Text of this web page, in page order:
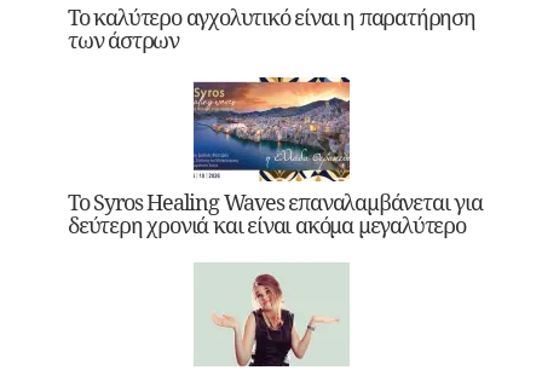
Το καλύτερο αγχολυτικό είναι η παρατήρηση
των άστρων
Το Syros Healing Waves επαναλαμβάνεται για
δεύτερη χρονιά και είναι ακόμα μεγαλύτερο